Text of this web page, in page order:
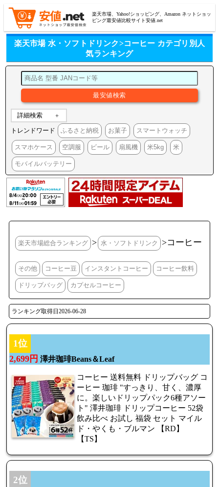
楽天市場、Yahoo!ショッピング、Amazon ネットショッ
ピング最安値比較サイト安値.net
楽天市場 水・ソフトドリンク>コーヒー カテゴリ別人
気ランキング
詳細検索
トレンドワード ふるさと納税 お菓子 スマートウォッチ
スマホケース 空調服 ビール 扇風機 米5kg 米
モバイルバッテリー
楽天市場総合ランキング > 水・ソフトドリンク >コーヒー
その他 コーヒー豆 インスタントコーヒー コーヒー飲料
ドリップバッグ カプセルコーヒー
ランキング取得日2026-06-28
1位
2,699円 澤井珈琲Beans＆Leaf
コーヒー 送料無料 ドリップバッグ コ
ーヒー 珈琲 "すっきり、甘く、濃厚
に。楽しいドリップパック6種アソー
ト" 澤井珈琲 ドリップコーヒー 52袋
飲み比べ お試し 福袋 セット マイル
ド・やくも・ブルマン 【RD】
【TS】
2位